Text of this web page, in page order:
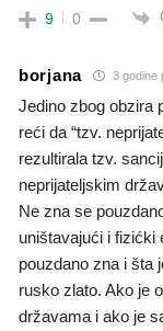
9 0
borjana 3 godine
Jedino zbog obzira
reći da “tzv.
rezultirala tzv.
neprijateljskim
Ne zna se
uništavajući i fizićki
pouzdano zna i šta
rusko zlato. Ako je
državama i ako je